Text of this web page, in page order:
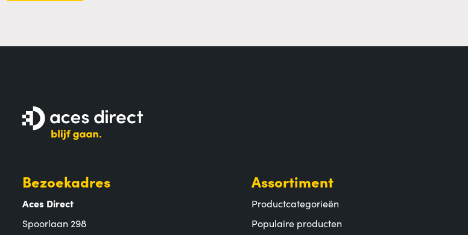
Bezoekadres
Aces Direct
Spoorlaan 298
Assortiment
Productcategorieën
Populaire producten